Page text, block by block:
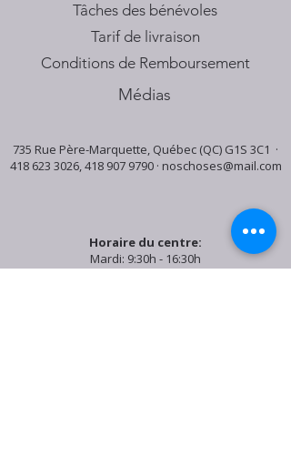
Tâches des bénévoles
Tarif de livraison
Conditions de Remboursement
Médias
735 Rue Père-Marquette, Québec (QC) G1S 3C1 ·
418 623 3026,418 907 9790· noschoses@mail.com
Horaire du centre:
Mardi: 9:30h - 16:30h